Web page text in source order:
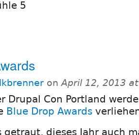
5
onApril 12, 2013 at
Drupal Con Portland
Blue Drop Awards
getraut, dieses Jahr auch